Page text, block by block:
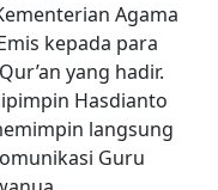
Agama
kepada para
yang hadir.
Hasdianto
langsung
Guru